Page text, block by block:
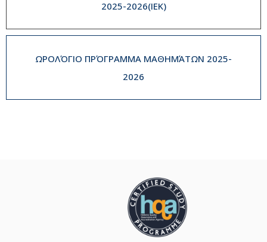
2025-2026(IEK)
ΩΡΟΛΌΓΙΟ ΠΡΌΓΡΑΜΜΑ ΜΑΘΗΜΆΤΩΝ 2025-
2026